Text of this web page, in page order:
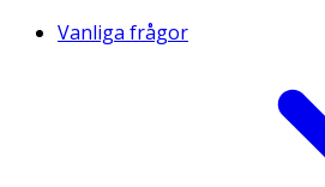
Vanliga frågor